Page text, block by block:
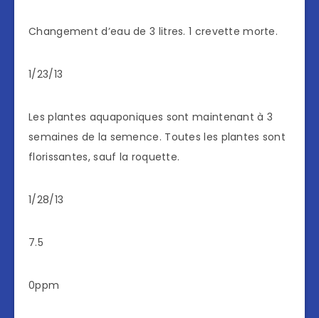
Changement d’eau de 3 litres. 1 crevette morte.
1/23/13
Les plantes aquaponiques sont maintenant à 3
semaines de la semence. Toutes les plantes sont
florissantes, sauf la roquette.
1/28/13
7.5
0ppm